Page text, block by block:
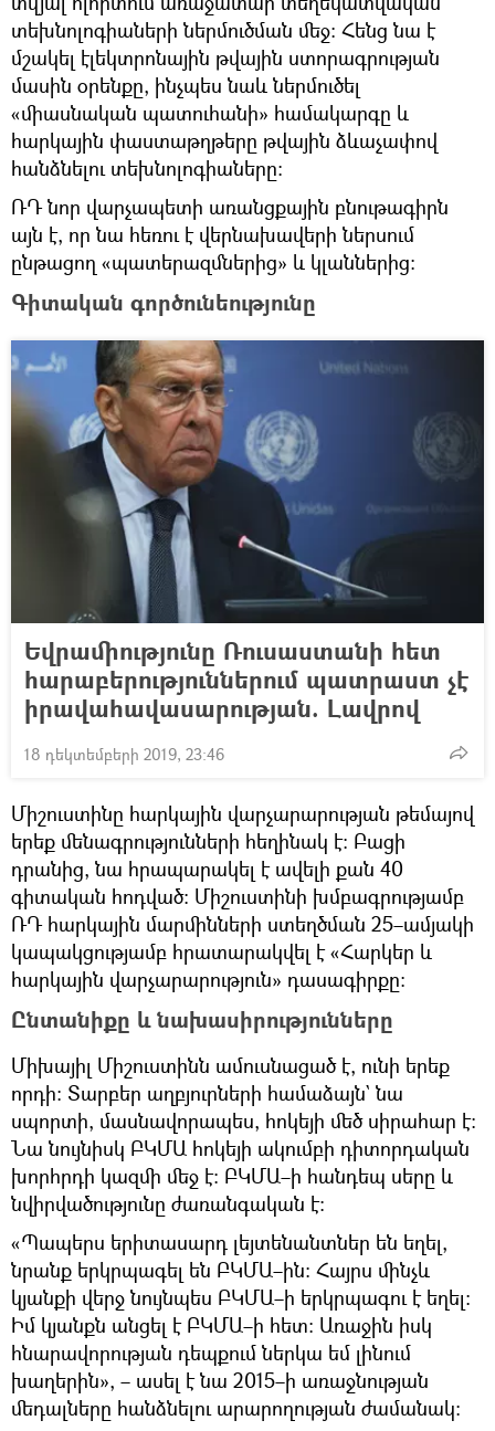
տեխնոլոգիաների ներմուծման մեջ։ Հենց նա է
մշակել էլեկտրոնային թվային ստորագրության
մասին օրենքը, ինչպես նաև ներմուծել
«միասնական պատուհանի» համակարգը և
հարկային փաստաթղթերը թվային ձևաչափով
հանձնելու տեխնոլոգիաները։
ՌԴ նոր վարչապետի առանցքային բնութագիրն
այն է, որ նա հեռու է վերնախավերի ներսում
ընթացող «պատերազմներից» և կլաններից։
Գիտական գործունեությունը
Եվրամիությունը Ռուսաստանի հետ
հարաբերություններում պատրաստ չէ
իրավահավասարության. Լավրով
18 դեկտեմբերի 2019, 23:46
Միշուստինը հարկային վարչարարության թեմայով
երեք մենագրությունների հեղինակ է։ Բացի
դրանից, նա հրապարակել է ավելի քան 40
գիտական հոդված։ Միշուստինի խմբագրությամբ
ՌԴ հարկային մարմինների ստեղծման 25–ամյակի
կապակցությամբ հրատարակվել է «Հարկեր և
հարկային վարչարարություն» դասագիրքը։
Ընտանիքը և նախասիրությունները
Միխայիլ Միշուստինն ամուսնացած է, ունի երեք
որդի։ Տարբեր աղբյուրների համաձայն` նա
սպորտի, մասնավորապես, հոկեյի մեծ սիրահար է։
Նա նույնիսկ ԲԿՄԱ հոկեյի ակումբի դիտորդական
խորհրդի կազմի մեջ է։ ԲԿՄԱ–ի հանդեպ սերը և
նվիրվածությունը ժառանգական է։
«Պապերս երիտասարդ լեյտենանտներ են եղել,
նրանք երկրպագել են ԲԿՄԱ–ին։ Հայրս մինչև
կյանքի վերջ նույնպես ԲԿՄԱ–ի երկրպագու է եղել։
Իմ կյանքն անցել է ԲԿՄԱ–ի հետ։ Առաջին իսկ
հնարավորության դեպքում ներկա եմ լինում
խաղերին», – ասել է նա 2015–ի առաջնության
մեդալները հանձնելու արարողության ժամանակ։